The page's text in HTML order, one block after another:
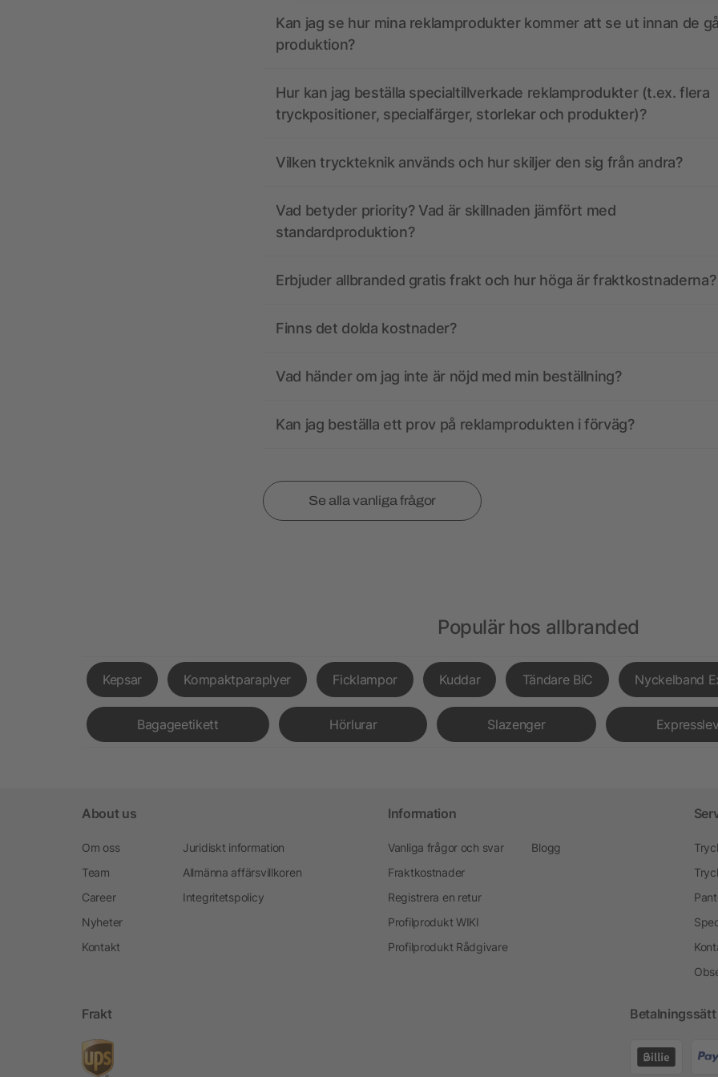
Kan jag se hur mina reklamprodukter kommer att se ut innan de
produktion?
Hur kan jag beställa specialtillverkade reklamprodukter (t.ex. flera
tryckpositioner, specialfärger, storlekar och produkter)?
Vilken tryckteknik används och hur skiljer den sig från andra?
Vad betyder priority? Vad är skillnaden jämfört med
standardproduktion?
Erbjuder allbranded gratis frakt och hur höga är fraktkostnaderna?
Finns det dolda kostnader?
Vad händer om jag inte är nöjd med min beställning?
Kan jag beställa ett prov på reklamprodukten i förväg?
Se alla vanliga frågor
Populär hos allbranded
Kepsar Kompaktparaplyer Ficklampor Kuddar Tändare BiC Nyckelband
Bagageetikett Hörlurar Slazenger
About us
Om oss
Team
Career
Nyheter
Kontakt
Juridiskt information
Allmänna affärsvillkoren
Integritetspolicy
Information
Vanliga frågor och svar
Fraktkostnader
Registrera en retur
Profilprodukt WIKI
Profilprodukt Rådgivare
Blogg
Frakt Betalningssätt